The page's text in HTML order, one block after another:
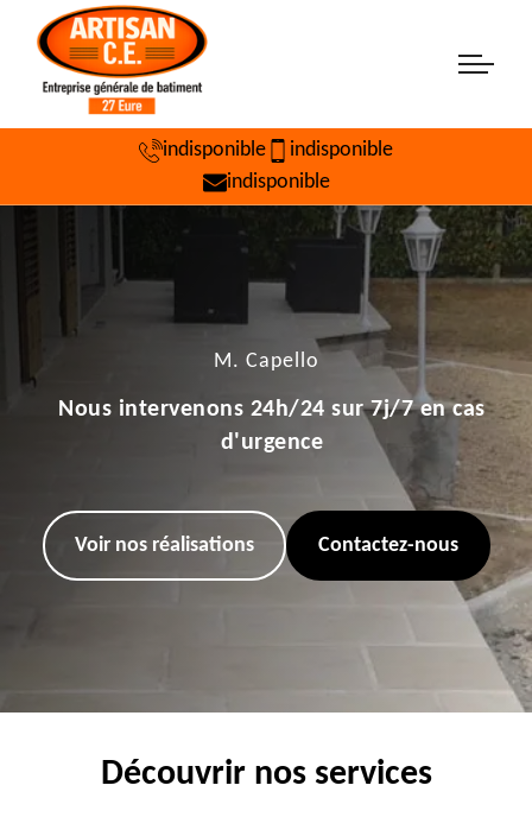
indisponible
indisponible
indisponible
M. Capello
Nous intervenons 24h/24 sur 7j/7 en cas
d'urgence
Voir nos réalisations Contactez-nous
Découvrir nos services